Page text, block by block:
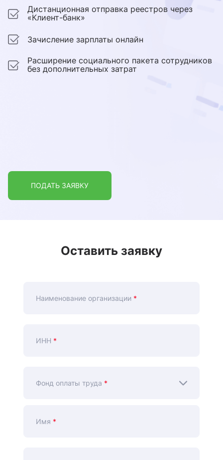
Дистанционная отправка реестров через
«Клиент-банк»
Зачисление зарплаты онлайн
Расширение социального пакета сотрудников
без дополнительных затрат
ПОДАТЬ ЗАЯВКУ
Оставить заявку
Наименование организации *
ИНН *
Фонд оплаты труда *
Имя *